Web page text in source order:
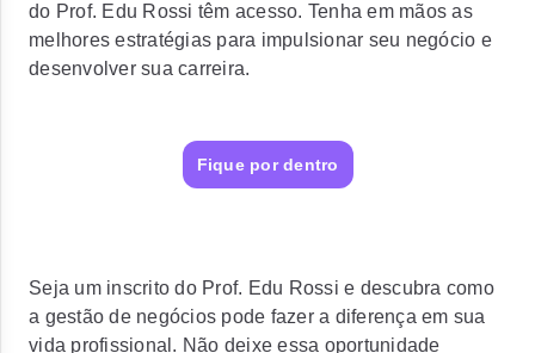
do Prof. Edu Rossi têm acesso. Tenha em mãos as
melhores estratégias para impulsionar seu negócio e
desenvolver sua carreira.
Fique por dentro
Seja um inscrito do Prof. Edu Rossi e descubra como
a gestão de negócios pode fazer a diferença em sua
vida profissional. Não deixe essa oportunidade